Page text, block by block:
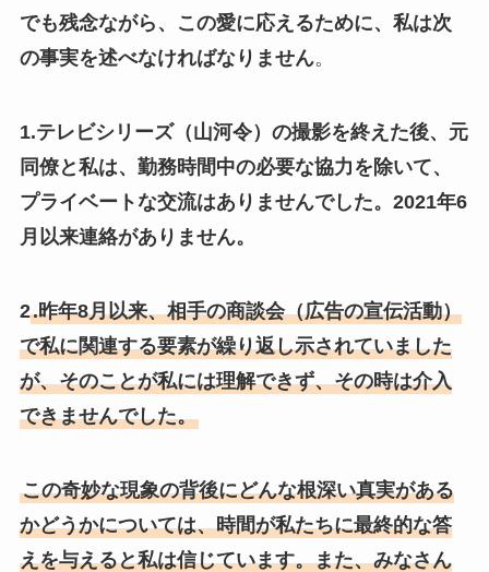
でも残念ながら、この愛に応えるために、私は次
の事実を述べなければなりません。
1.テレビシリーズ（山河令）の撮影を終えた後、元
同僚と私は、勤務時間中の必要な協力を除いて、
プライベートな交流はありませんでした。2021年6
月以来連絡がありません。
2.昨年8月以来、相手の商談会（広告の宣伝活動）
で私に関連する要素が繰り返し示されていました
が、そのことが私には理解できず、その時は介入
できませんでした。
この奇妙な現象の背後にどんな根深い真実がある
かどうかについては、時間が私たちに最終的な答
えを与えると私は信じています。また、みなさん